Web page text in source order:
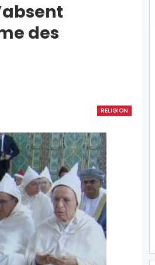
des
RELIGION